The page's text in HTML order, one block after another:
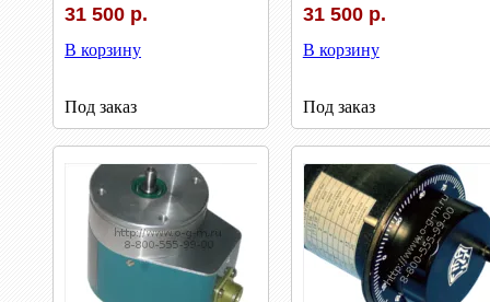
31 500 р.
В корзину
Под заказ
31 500 р.
В корзину
Под заказ